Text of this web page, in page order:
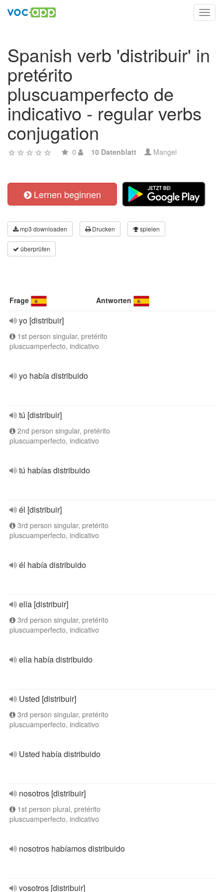
Spanish verb 'distribuir' in
pretérito
pluscuamperfecto de
indicativo - regular verbs
conjugation
0 10 Datenblatt Mangel
Lernen beginnen
mp3 downloaden Drucken spielen
überprüfen
Frage Antworten
yo [distribuir]
1st person singular, pretérito
pluscuamperfecto, indicativo
yo había distribuido
tú [distribuir]
2nd person singular, pretérito
pluscuamperfecto, indicativo
tú habías distribuido
él [distribuir]
3rd person singular, pretérito
pluscuamperfecto, indicativo
él había distribuido
ella [distribuir]
3rd person singular, pretérito
pluscuamperfecto, indicativo
ella había distribuido
Usted [distribuir]
3rd person singular, pretérito
pluscuamperfecto, indicativo
Usted había distribuido
nosotros [distribuir]
1st person plural, pretérito
pluscuamperfecto, indicativo
nosotros habíamos distribuido
vosotros [distribuir]